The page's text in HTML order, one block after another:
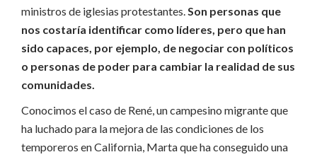
ministros de iglesias protestantes.Son personas que
nos costaría identificar como líderes, pero que han
sido capaces, por ejemplo, de negociar con políticos
o personas de poder para cambiar la realidad de sus
comunidades.
Conocimos el caso de René, un campesino migrante que
ha luchado para la mejora de las condiciones de los
temporeros en California, Marta que ha conseguido una